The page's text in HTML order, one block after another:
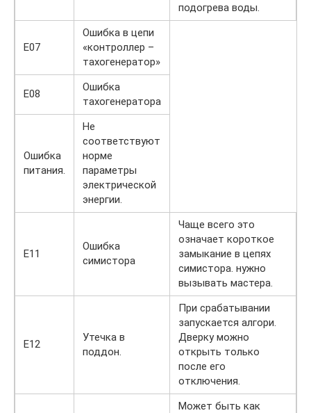
подогрева воды.
Е07
Ошибка в цепи
«контроллер –
тахогенератор»
Е08
Ошибка
тахогенератора
Ошибка
питания.
Не
соответствуют
норме
параметры
электрической
энергии.
Е11
Ошибка
симистора
Чаще всего это
означает короткое
замыкание в цепях
симистора. нужно
вызывать мастера.
Е12
Утечка в
поддон.
При срабатывании
запускается алгори.
Дверку можно
открыть только
после его
отключения.
Может быть как